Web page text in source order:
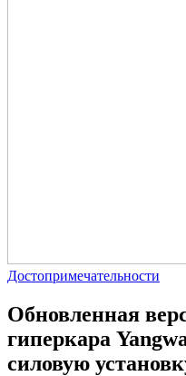
Достопримечательности
Обновленная
гиперкара
силовую